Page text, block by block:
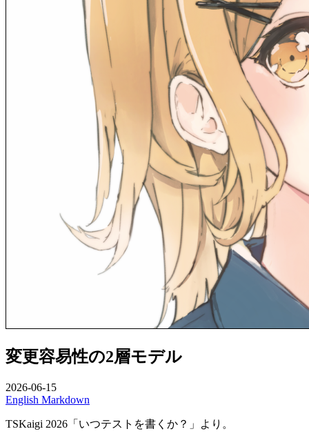
変更容易性の2層モデル
2026-06-15
English Markdown
TSKaigi 2026「いつテストを書くか？」より。